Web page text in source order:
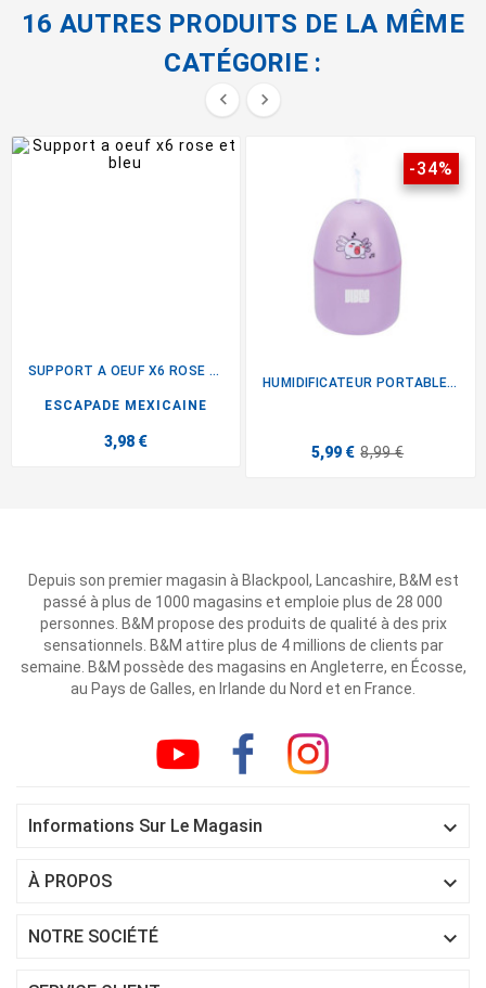
16 AUTRES PRODUITS DE LA MÊME
CATÉGORIE :
 
SUPPORT A OEUF X6 ROSE ET BLEU
ESCAPADE MEXICAINE
3,98 €
-34%
HUMIDIFICATEUR PORTABLE KAWAI
5,99 € 8,99 €
Depuis son premier magasin à Blackpool, Lancashire, B&M est
passé à plus de 1000 magasins et emploie plus de 28 000
personnes. B&M propose des produits de qualité à des prix
sensationnels. B&M attire plus de 4 millions de clients par
semaine. B&M possède des magasins en Angleterre, en Écosse,
au Pays de Galles, en Irlande du Nord et en France.
Informations Sur Le Magasin 
À PROPOS 
NOTRE SOCIÉTÉ 